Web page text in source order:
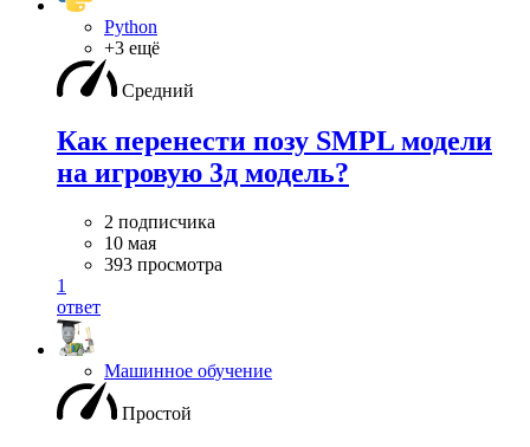
Python
+3 ещё
Средний
Как перенести позу SMPL модели
на игровую 3д модель?
2 подписчика
10 мая
393 просмотра
1
ответ
Машинное обучение
Простой